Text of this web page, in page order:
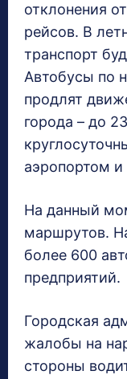
отклонения
рейсов. В
транспорт
Автобусы по
продлят
города – до
аэропортом
На данный
маршрутов.
более 600
предприятий.
Городская
жалобы на
стороны